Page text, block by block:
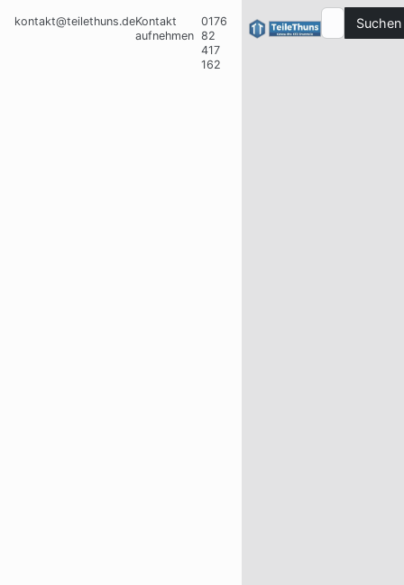
kontakt@teilethuns.deKontakt
aufnehmen
0176
82
417
162
Suchen